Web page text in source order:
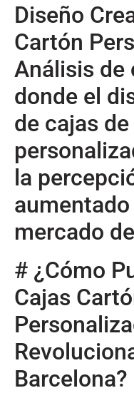
Diseño
Cartón
Análisis de
donde el
de cajas
la
mercado
# ¿Cómo
Cajas
Barcelona?